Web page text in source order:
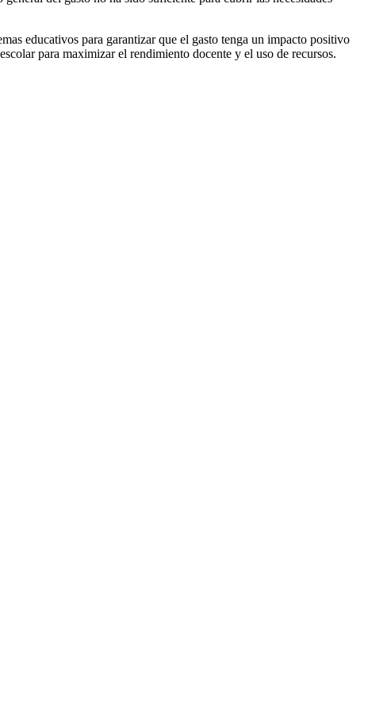
educativos para garantizar que el gasto tenga un impacto positivo
para maximizar el rendimiento docente y el uso de recursos.